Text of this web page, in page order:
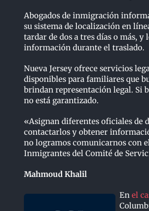
Abogados de inmigración
su sistema de localización en
tardar de dos a tres días o más,
información durante el traslado.
Nueva Jersey ofrece servicios
disponibles para familiares que
brindan representación legal. Si
no está garantizado.
«Asignan diferentes oficiales de
contactarlos y obtener
no logramos comunicarnos con
Inmigrantes del Comité de
Mahmoud Khalil
En el